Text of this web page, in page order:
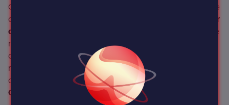
Orchestra, XO Lite, XOSTOR et XO Proxy. Notre modèle
de tarification est simple et prévisible :
par hôte, par
an
, et aucune
restriction de fonctionnalités. Vous obtenez une
assistance fiable de notre équipe d'ingénierie, une
maintenance à long terme et des conseils pour les
opérations quotidiennes.
Composants inclus :